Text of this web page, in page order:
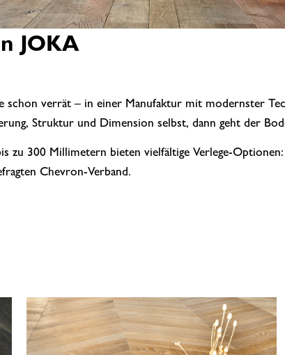
JOKA
verrät – in einer Manufaktur mit modernster
Struktur und Dimension selbst, dann geht der
zu 300 Millimetern bieten vielfältige Verlege-
Chevron-Verband.